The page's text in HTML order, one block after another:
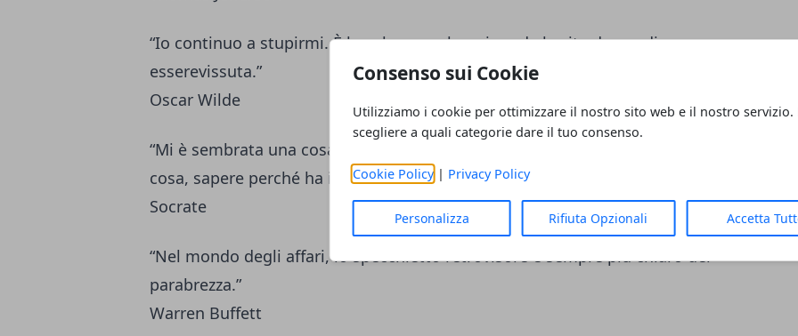
Consenso sui Cookie
Utilizziamo i cookie per ottimizzare il nostro sito web e il nostro servizio.
scegliere a quali categorie dare il tuo consenso.
Cookie Policy| Privacy Policy
Personalizza Rifiuta Opzionali Accetta
“Io continuo a stupirmi. È la sola cosa che mi renda la vita degna di
esserevissuta.”
Oscar Wilde
“Mi è sembrata una cosa straordinaria: conoscere la spiegazione di ogni
cosa, sapere perché ha inizio, perché finisce, perché è.”
Socrate
“Nel mondo degli affari, lo specchietto retrovisore è sempre più chiaro del
parabrezza.”
Warren Buffett